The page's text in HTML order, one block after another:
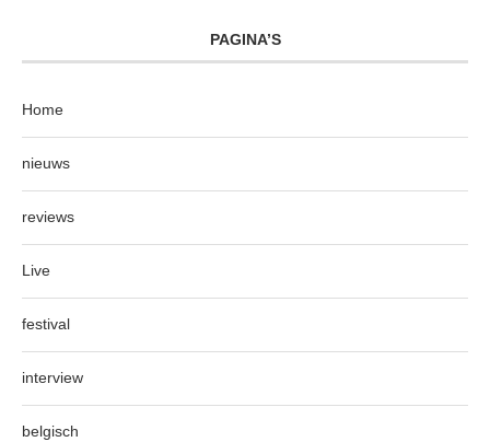
PAGINA’S
Home
nieuws
reviews
Live
festival
interview
belgisch